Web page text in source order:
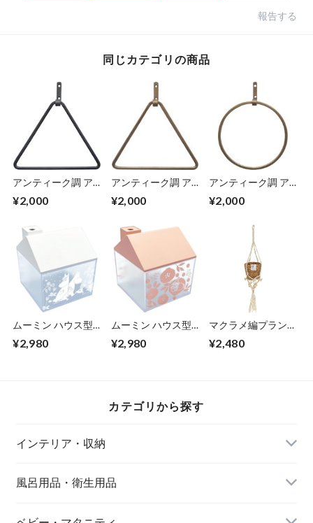
報告する
同じカテゴリの商品
アンティーク調 ア
ガー 三角 トライア
16.8×4.5×高さ17cm
DIY トイレや洗面台
の壁面金具を取り替
えるだけで空間がお
しゃれに 繊細で洗
練された雰囲気 エ
ンヴェールヘルック
¥2,000
アンティーク調 ア
ガー 三角 トライア
16.8×4.5×高さ17cm
DIY トイレや洗面台
の壁面金具を取り替
えるだけで空間がお
しゃれに 繊細で洗
練された雰囲気 エ
ンヴェールヘルック
¥2,000
アンティーク調 ア
ガー 丸 ラウンド ゴ
19cm DIY トイレや
洗面台の壁面金具を
取り替えるだけで空
間がおしゃれに 繊
細で洗練された雰囲
気 エンヴェールヘ
¥2,000
ムーミン ハウス型
120ml 8.5×8.5×高さ
ライトでおしゃれ
¥2,980
ムーミン ハウス型
120ml 8.5×8.5×高さ
テリアに馴染む 超
¥2,980
マクラメ編プラント
ハンギングポット A
物をハンギング エ
¥2,480
カテゴリから探す
インテリア・収納
風呂用品・衛生用品